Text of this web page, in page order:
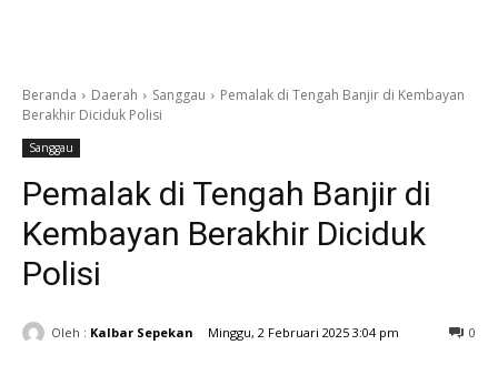
Beranda Daerah Sanggau
Pemalak di Tengah Banjir di Kembayan
Berakhir Diciduk Polisi
Sanggau
Pemalak di Tengah Banjir di
Kembayan Berakhir Diciduk
Polisi
Oleh : Kalbar Sepekan Minggu, 2 Februari 2025 3:04 pm 0